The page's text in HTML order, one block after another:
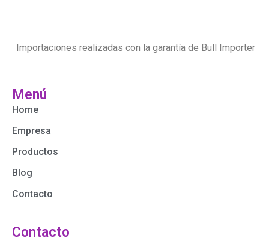
Importaciones realizadas con la garantía de Bull Importer
Menú
Home
Empresa
Productos
Blog
Contacto
Contacto